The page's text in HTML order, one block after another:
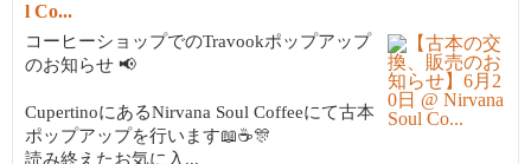
l Co...
コーヒーショップでのTravookポップアップ
のお知らせ 📢
CupertinoにあるNirvana Soul Coffeeにて古本
ポップアップを行います📖☕🎊
読み終えたお気に入...